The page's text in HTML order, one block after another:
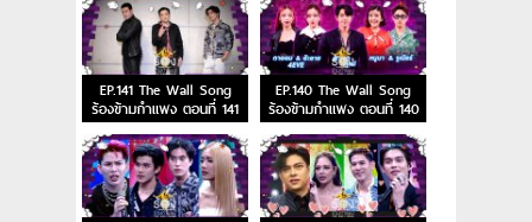
EP.141 The Wall Song
ร้องข้ามกำแพง ตอนที่ 141
EP.140 The Wall Song
ร้องข้ามกำแพง ตอนที่ 140